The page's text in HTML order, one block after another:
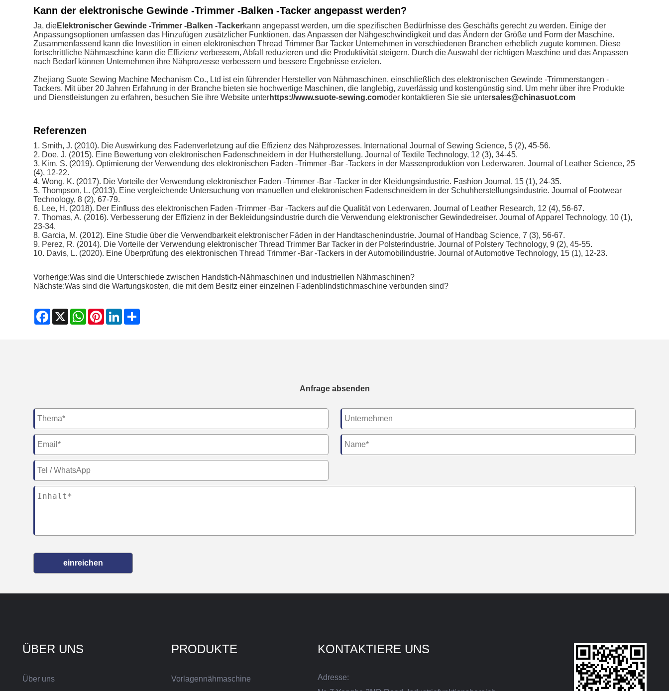
Kann der elektronische Gewinde -Trimmer -Balken -Tacker angepasst werden?
Ja, dieElektronischer Gewinde -Trimmer -Balken -Tackerkann angepasst werden, um die spezifischen Bedürfnisse des Geschäfts gerecht zu werden. Einige der
Anpassungsoptionen umfassen das Hinzufügen zusätzlicher Funktionen, das Anpassen der Nähgeschwindigkeit und das Ändern der Größe und Form der Maschine.
Zusammenfassend kann die Investition in einen elektronischen Thread Trimmer Bar Tacker Unternehmen in verschiedenen Branchen erheblich zugute kommen. Diese
fortschrittliche Nähmaschine kann die Effizienz verbessern, Abfall reduzieren und die Produktivität steigern. Durch die Auswahl der richtigen Maschine und das Anpassen
nach Bedarf können Unternehmen ihre Nähprozesse verbessern und bessere Ergebnisse erzielen.
Zhejiang Suote Sewing Machine Mechanism Co., Ltd ist ein führender Hersteller von Nähmaschinen, einschließlich des elektronischen Gewinde -Trimmerstangen -
Tackers. Mit über 20 Jahren Erfahrung in der Branche bieten sie hochwertige Maschinen, die langlebig, zuverlässig und kostengünstig sind. Um mehr über ihre Produkte
und Dienstleistungen zu erfahren, besuchen Sie ihre Website unterhttps://www.suote-sewing.comoder kontaktieren Sie sie untersales@chinasuot.com
Referenzen
1. Smith, J. (2010). Die Auswirkung des Fadenverletzung auf die Effizienz des Nähprozesses. International Journal of Sewing Science, 5 (2), 45-56.
2. Doe, J. (2015). Eine Bewertung von elektronischen Fadenschneidern in der Hutherstellung. Journal of Textile Technology, 12 (3), 34-45.
3. Kim, S. (2019). Optimierung der Verwendung des elektronischen Faden -Trimmer -Bar -Tackers in der Massenproduktion von Lederwaren. Journal of Leather Science, 25
(4), 12-22.
4. Wong, K. (2017). Die Vorteile der Verwendung elektronischer Faden -Trimmer -Bar -Tacker in der Kleidungsindustrie. Fashion Journal, 15 (1), 24-35.
5. Thompson, L. (2013). Eine vergleichende Untersuchung von manuellen und elektronischen Fadenschneidern in der Schuhherstellungsindustrie. Journal of Footwear
Technology, 8 (2), 67-79.
6. Lee, H. (2018). Der Einfluss des elektronischen Faden -Trimmer -Bar -Tackers auf die Qualität von Lederwaren. Journal of Leather Research, 12 (4), 56-67.
7. Thomas, A. (2016). Verbesserung der Effizienz in der Bekleidungsindustrie durch die Verwendung elektronischer Gewindedreiser. Journal of Apparel Technology, 10 (1),
23-34.
8. Garcia, M. (2012). Eine Studie über die Verwendbarkeit elektronischer Fäden in der Handtaschenindustrie. Journal of Handbag Science, 7 (3), 56-67.
9. Perez, R. (2014). Die Vorteile der Verwendung elektronischer Thread Trimmer Bar Tacker in der Polsterindustrie. Journal of Polstery Technology, 9 (2), 45-55.
10. Davis, L. (2020). Eine Überprüfung des elektronischen Thread Trimmer -Bar -Tackers in der Automobilindustrie. Journal of Automotive Technology, 15 (1), 12-23.
Vorherige:Was sind die Unterschiede zwischen Handstich-Nähmaschinen und industriellen Nähmaschinen?
Nächste:Was sind die Wartungskosten, die mit dem Besitz einer einzelnen Fadenblindstichmaschine verbunden sind?
Facebook
X WhatsApp
PinterestLinkedIn
Anfrage absenden
einreichen
ÜBER UNS
Über uns
PRODUKTE
Vorlagennähmaschine
KONTAKTIERE UNS
Adresse: